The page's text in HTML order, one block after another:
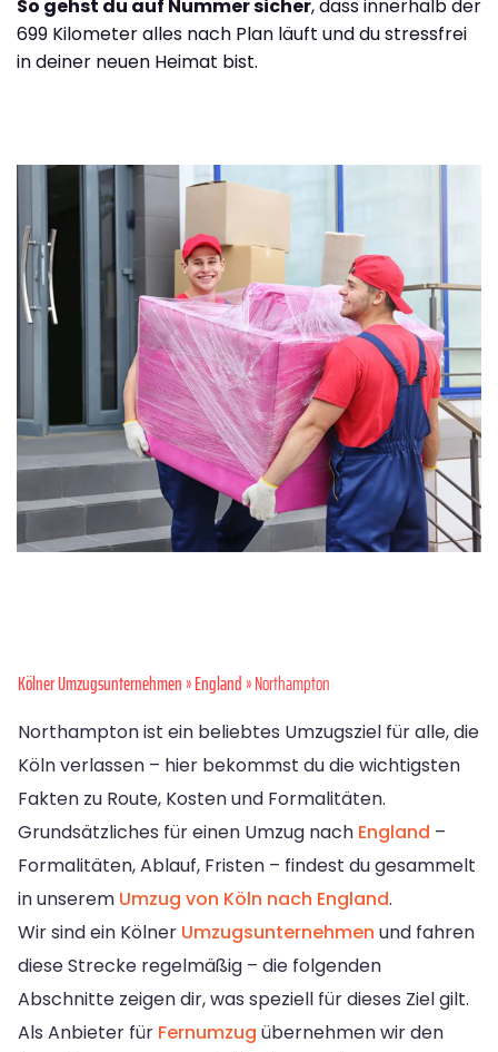
So gehst du auf Nummer sicher, dass innerhalb der
699 Kilometer alles nach Plan läuft und du stressfrei
in deiner neuen Heimat bist.
Kölner Umzugsunternehmen»England» Northampton
Northampton ist ein beliebtes Umzugsziel für alle, die
Köln verlassen – hier bekommst du die wichtigsten
Fakten zu Route, Kosten und Formalitäten.
Grundsätzliches für einen Umzug nach England –
Formalitäten, Ablauf, Fristen – findest du gesammelt
in unserem Umzug von Köln nach England.
Wir sind ein Kölner Umzugsunternehmen und fahren
diese Strecke regelmäßig – die folgenden
Abschnitte zeigen dir, was speziell für dieses Ziel gilt.
Als Anbieter für Fernumzug übernehmen wir den